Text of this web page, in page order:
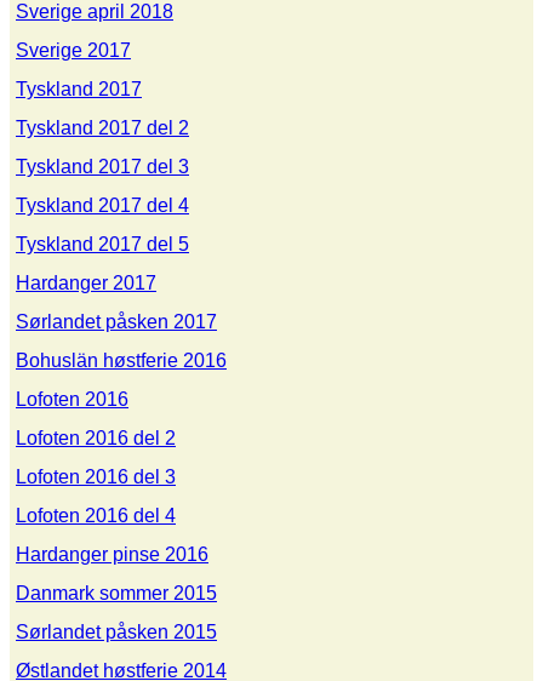
Sverige april 2018
Sverige 2017
Tyskland 2017
Tyskland 2017 del 2
Tyskland 2017 del 3
Tyskland 2017 del 4
Tyskland 2017 del 5
Hardanger 2017
Sørlandet påsken 2017
Bohuslän høstferie 2016
Lofoten 2016
Lofoten 2016 del 2
Lofoten 2016 del 3
Lofoten 2016 del 4
Hardanger pinse 2016
Danmark sommer 2015
Sørlandet påsken 2015
Østlandet høstferie 2014